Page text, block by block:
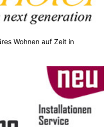
Wohnen auf Zeit in